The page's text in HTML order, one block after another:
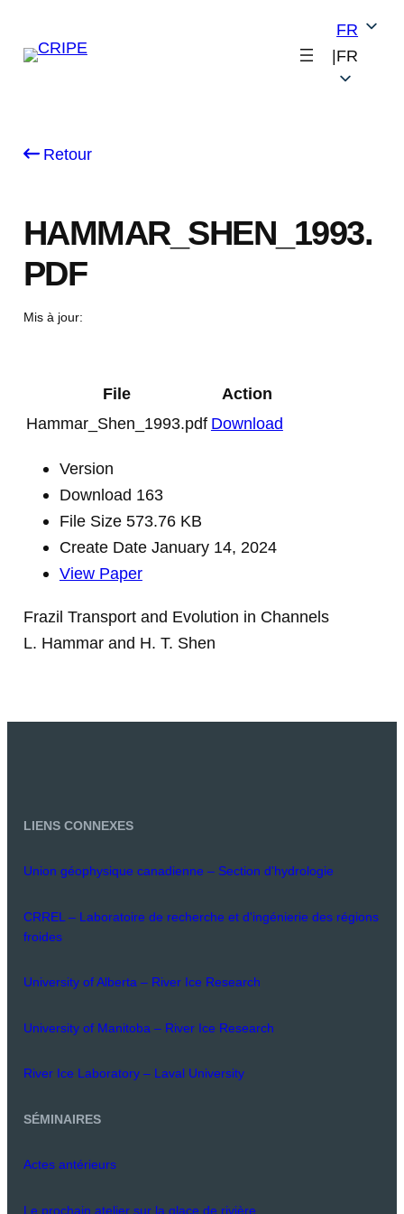
|
FR
FR
Retour
HAMMAR_SHEN_1993.
PDF
Mis à jour:
File
Action
Hammar_Shen_1993.pdf Download
Version
Download 163
File Size 573.76 KB
Create Date January 14, 2024
View Paper
Frazil Transport and Evolution in Channels
L. Hammar and H. T. Shen
LIENS CONNEXES
Union géophysique canadienne – Section d'hydrologie
CRREL – Laboratoire de recherche et d'ingénierie des régions
froides
University of Alberta – River Ice Research
University of Manitoba – River Ice Research
River Ice Laboratory – Laval University
SÉMINAIRES
Actes antérieurs
Le prochain atelier sur la glace de rivière